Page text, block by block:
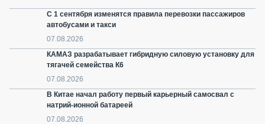
С 1 сентября изменятся правила перевозки пассажиров
автобусами и такси
07.08.2026
КАМАЗ разрабатывает гибридную силовую установку для
тягачей семейства К6
07.08.2026
В Китае начал работу первый карьерный самосвал с
натрий-ионной батареей
07.08.2026